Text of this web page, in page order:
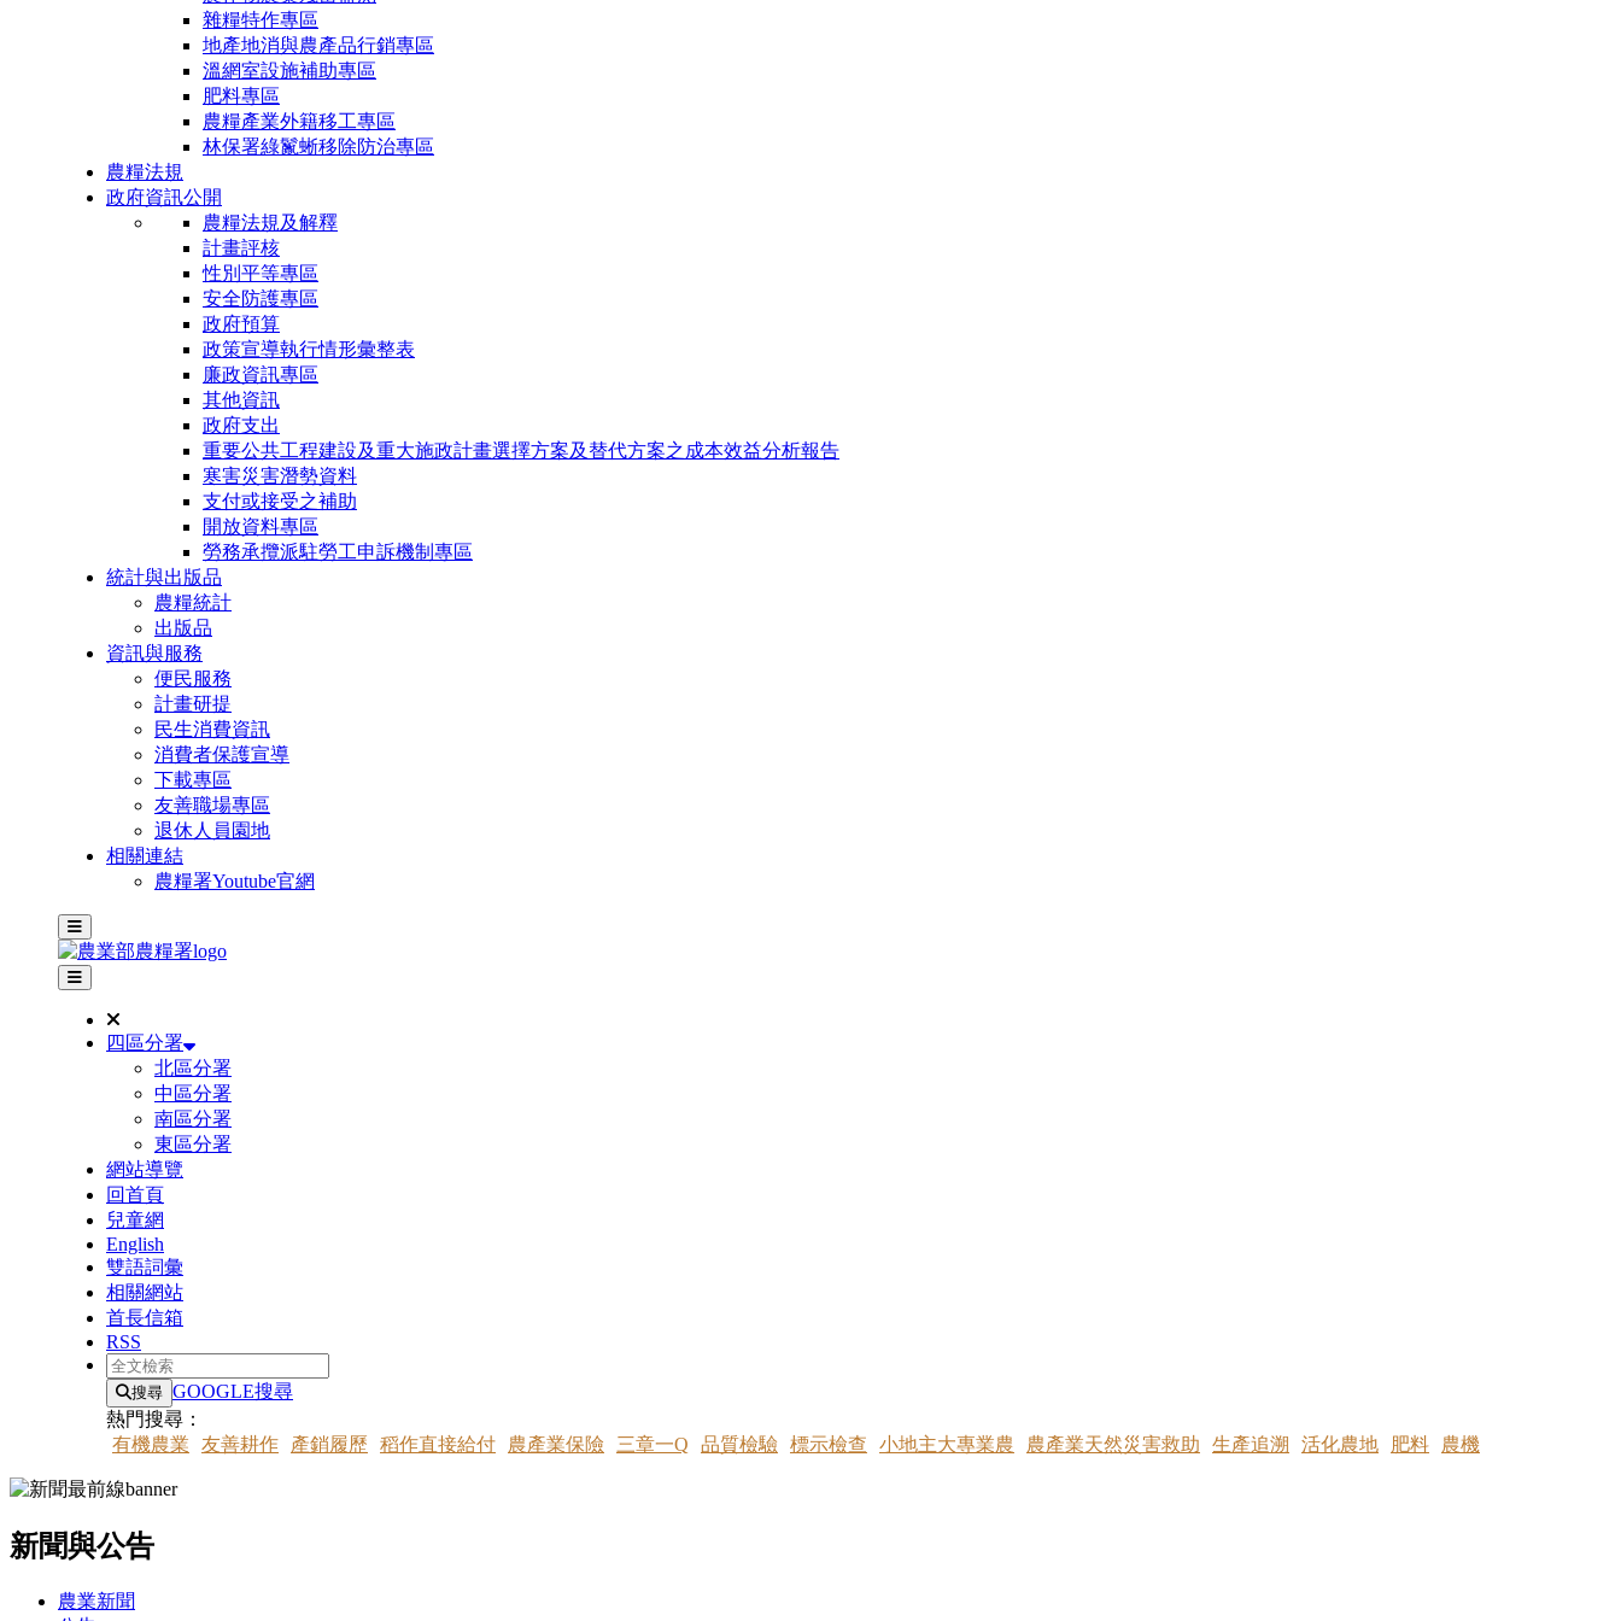
雜糧特作專區
地產地消與農產品行銷專區
溫網室設施補助專區
肥料專區
農糧產業外籍移工專區
林保署綠鬣蜥移除防治專區
農糧法規
政府資訊公開
農糧法規及解釋
計畫評核
性別平等專區
安全防護專區
政府預算
政策宣導執行情形彙整表
廉政資訊專區
其他資訊
政府支出
重要公共工程建設及重大施政計畫選擇方案及替代方案之成本效益分析報告
寒害災害潛勢資料
支付或接受之補助
開放資料專區
勞務承攬派駐勞工申訴機制專區
統計與出版品
農糧統計
出版品
資訊與服務
便民服務
計畫研提
民生消費資訊
消費者保護宣導
下載專區
友善職場專區
退休人員園地
相關連結
農糧署Youtube官網
主選單
其他網站選單
四區分署
北區分署
中區分署
南區分署
東區分署
網站導覽
回首頁
兒童網
English
雙語詞彙
相關網站
首長信箱
RSS
全文檢索
搜尋 GOOGLE搜尋
熱門搜尋：
有機農業
友善耕作 產銷履歷 稻作直接給付 農產業保險 三章一Q 品質檢驗 標示檢查 小地主大專業農 農產業天然災害救助 生產追溯 活化農地 肥料 農機
新聞與公告
農業新聞